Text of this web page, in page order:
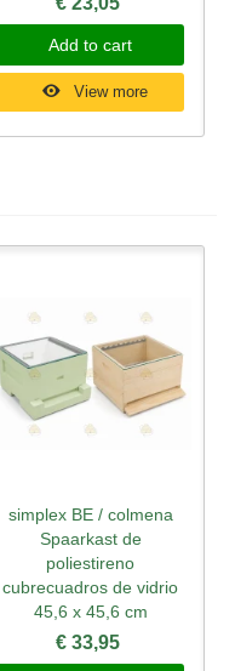
Add to cart
View more
simplex BE / colmena
Spaarkast de
poliestireno
cubrecuadros de vidrio
45,6 x 45,6 cm
€ 33,95